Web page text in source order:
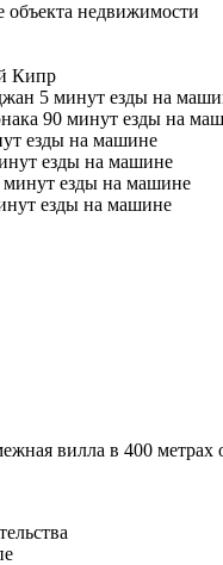
объекта недвижимости
Кипр
5 минут езды на
90 минут езды на
езды на машине
езды на машине
езды на машине
езды на машине
вилла в 400